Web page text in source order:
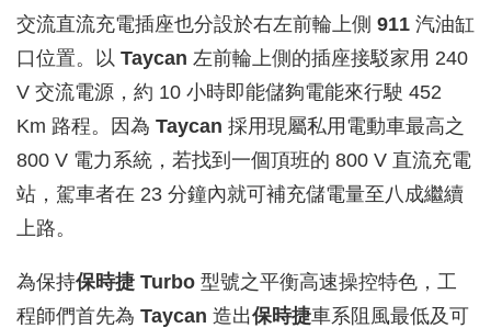
交流直流充電插座也分設於右左前輪上側 911 汽油缸
口位置。以 Taycan 左前輪上側的插座接駁家用 240
V 交流電源，約 10 小時即能儲夠電能來行駛 452
Km 路程。因為 Taycan 採用現屬私用電動車最高之
800 V 電力系統，若找到一個頂班的 800 V 直流充電
站，駕車者在 23 分鐘內就可補充儲電量至八成繼續
上路。
為保持保時捷 Turbo 型號之平衡高速操控特色，工
程師們首先為 Taycan 造出保時捷車系阻風最低及可